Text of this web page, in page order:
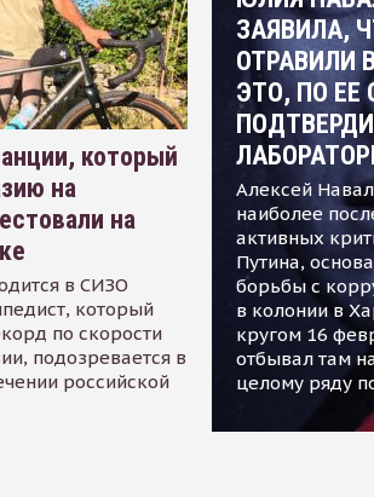
который
на
на
в СИЗО
который
по скорости
подозревается в
российской
ЗАЯВИЛА,
ОТРАВИЛИ
ЭТО, ПО ЕЕ
Алексей
наиболее
активных
Путина,
борьбы с
в колонии в
кругом 16
отбывал там
целому ряду